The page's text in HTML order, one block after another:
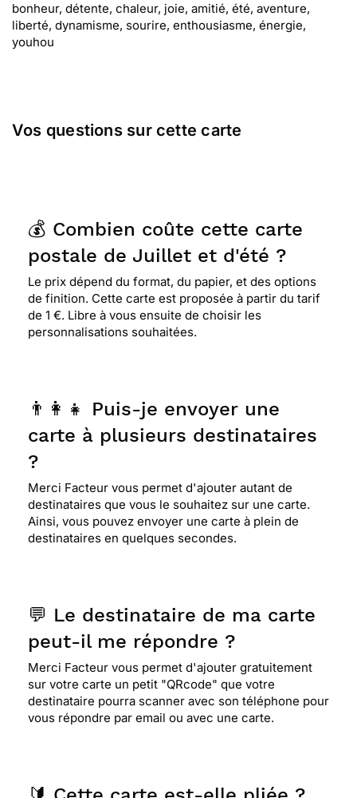
bonheur, détente, chaleur, joie, amitié, été, aventure,
liberté, dynamisme, sourire, enthousiasme, énergie,
youhou
Vos questions sur cette carte
💰 Combien coûte cette carte
postale de Juillet et d'été ?
Le prix dépend du format, du papier, et des options
de finition. Cette carte est proposée à partir du tarif
de 1 €. Libre à vous ensuite de choisir les
personnalisations souhaitées.
👨‍👩‍👧 Puis-je envoyer une
carte à plusieurs destinataires
?
Merci Facteur vous permet d'ajouter autant de
destinataires que vous le souhaitez sur une carte.
Ainsi, vous pouvez envoyer une carte à plein de
destinataires en quelques secondes.
💬 Le destinataire de ma carte
peut-il me répondre ?
Merci Facteur vous permet d'ajouter gratuitement
sur votre carte un petit "QRcode" que votre
destinataire pourra scanner avec son téléphone pour
vous répondre par email ou avec une carte.